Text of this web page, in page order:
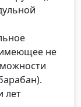
не
лет